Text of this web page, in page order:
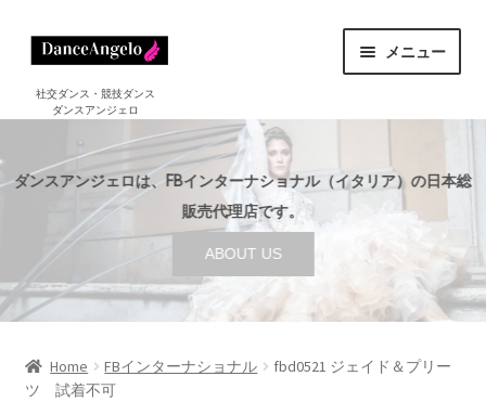
ナ
ビ
ゲ
ー
ョ
キ
ッ
コ
ン
テ
ン
へ
プ
社交ダンス・競技ダンス
ダンスアンジェロ
メニュー
ショップ
SHOP
ブ
ー
を
開
セール
SALE
ご利用案内
GUIDE
ブ
ニ
ブ
ダンスアンジェロは、FBインターナショナル（イタリア）の日本総
販売代理店です。
ABOUT US
Home FBインターナショナル
fbd0521 ジェイド＆プリー
ツ 試着不可